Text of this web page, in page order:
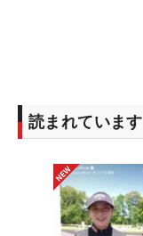
読まれています